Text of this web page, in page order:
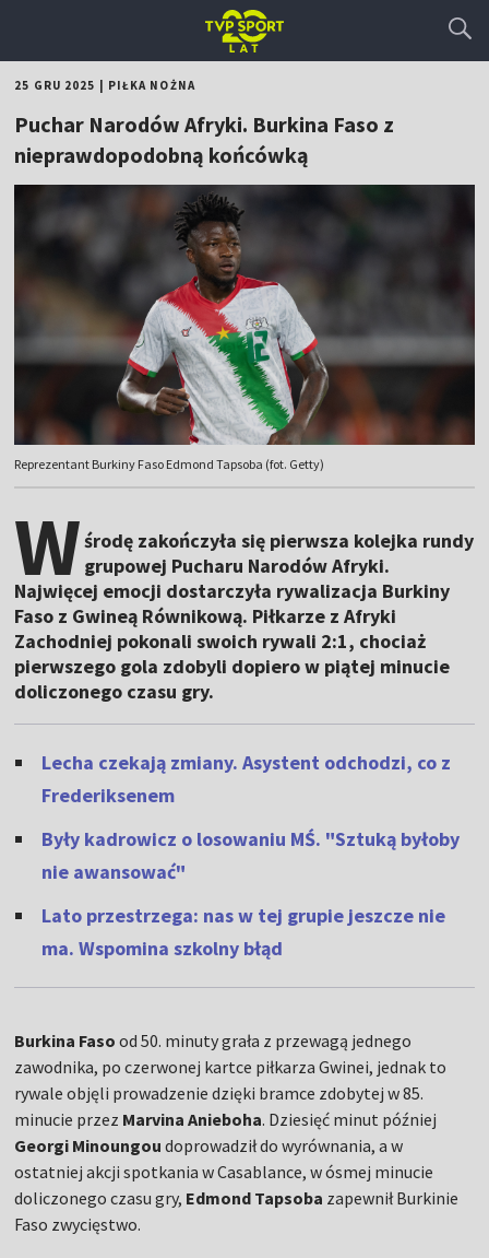
25 GRU 2025 PIŁKA NOŻNA
Puchar Narodów Afryki. Burkina Faso z
nieprawdopodobną końcówką
Reprezentant Burkiny Faso Edmond Tapsoba (fot. Getty)
Wśrodę zakończyła się pierwsza kolejka rundy
grupowej Pucharu Narodów Afryki.
Najwięcej emocji dostarczyła rywalizacja Burkiny
Faso z Gwineą Równikową. Piłkarze z Afryki
Zachodniej pokonali swoich rywali 2:1, chociaż
pierwszego gola zdobyli dopiero w piątej minucie
doliczonego czasu gry.
Lecha czekają zmiany. Asystent odchodzi, co z
Frederiksenem
Były kadrowicz o losowaniu MŚ. "Sztuką byłoby
nie awansować"
Lato przestrzega: nas w tej grupie jeszcze nie
ma. Wspomina szkolny błąd
Burkina Faso od 50. minuty grała z przewagą jednego
zawodnika, po czerwonej kartce piłkarza Gwinei, jednak to
rywale objęli prowadzenie dzięki bramce zdobytej w 85.
minucie przez Marvina Anieboha. Dziesięć minut później
Georgi Minoungou doprowadził do wyrównania, a w
ostatniej akcji spotkania w Casablance, w ósmej minucie
doliczonego czasu gry, Edmond Tapsoba zapewniłBurkinie
Faso zwycięstwo.